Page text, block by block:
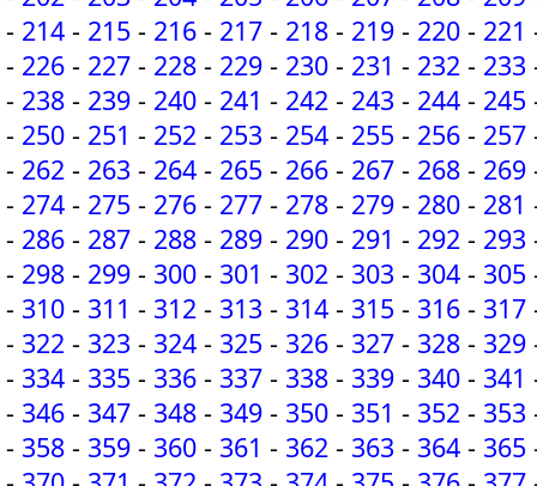
- 214 - 215 - 216 - 217 - 218 - 219 - 220 - 221
- 226 - 227 - 228 - 229 - 230 - 231 - 232 - 233
- 238 - 239 - 240 - 241 - 242 - 243 - 244 - 245
- 250 - 251 - 252 - 253 - 254 - 255 - 256 - 257
- 262 - 263 - 264 - 265 - 266 - 267 - 268 - 269
- 274 - 275 - 276 - 277 - 278 - 279 - 280 - 281
- 286 - 287 - 288 - 289 - 290 - 291 - 292 - 293
- 298 - 299 - 300 - 301 - 302 - 303 - 304 - 305
- 310 - 311 - 312 - 313 - 314 - 315 - 316 - 317
- 322 - 323 - 324 - 325 - 326 - 327 - 328 - 329
- 334 - 335 - 336 - 337 - 338 - 339 - 340 - 341
- 346 - 347 - 348 - 349 - 350 - 351 - 352 - 353
- 358 - 359 - 360 - 361 - 362 - 363 - 364 - 365